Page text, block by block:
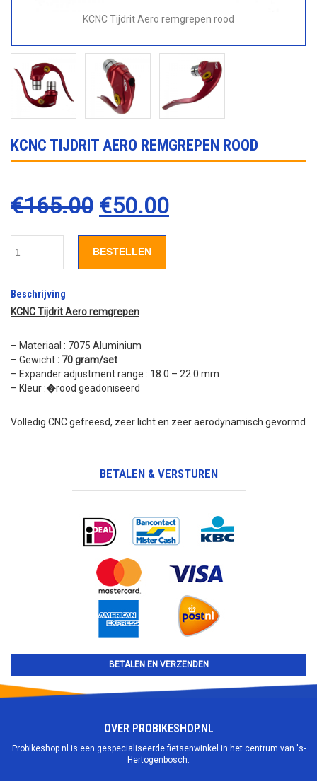
KCNC Tijdrit Aero remgrepen rood
KCNC TIJDRIT AERO REMGREPEN ROOD
€165.00 €50.00
BESTELLEN
Beschrijving
KCNC Tijdrit Aero remgrepen
– Materiaal : 7075 Aluminium
– Gewicht : 70 gram/set
– Expander adjustment range : 18.0 – 22.0 mm
– Kleur :�rood geadoniseerd
Volledig CNC gefreesd, zeer licht en zeer aerodynamisch gevormd
BETALEN & VERSTUREN
BETALEN EN VERZENDEN
OVER PROBIKESHOP.NL
Probikeshop.nl is een gespecialiseerde fietsenwinkel in het centrum van 's-
Hertogenbosch.